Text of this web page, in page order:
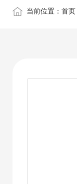
当前位置： 首页